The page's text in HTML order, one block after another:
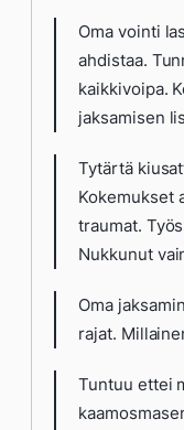
Oma vointi
ahdistaa.
kaikkivoipa.
jaksamisen
Tytärtä
Kokemukset
traumat.
Nukkunut
Oma
rajat.
Tuntuu ettei